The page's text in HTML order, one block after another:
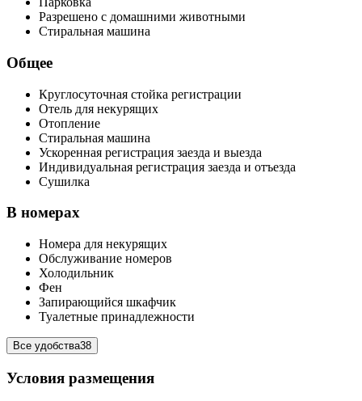
Разрешено с домашними животными
Стиральная машина
Общее
Круглосуточная стойка регистрации
Отель для некурящих
Отопление
Стиральная машина
Ускоренная регистрация заезда и выезда
Индивидуальная регистрация заезда и отъезда
Сушилка
В номерах
Номера для некурящих
Обслуживание номеров
Холодильник
Фен
Запирающийся шкафчик
Туалетные принадлежности
Все удобства38
Условия размещения